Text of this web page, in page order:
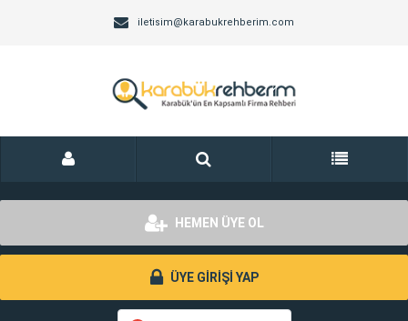
iletisim@karabukrehberim.com
HEMEN ÜYE OL
ÜYE GİRİŞİ YAP